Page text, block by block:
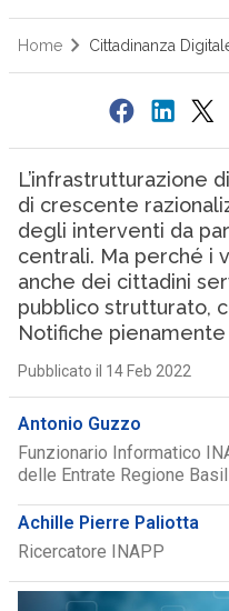
Home Cittadinanza
L’infrastrutturazione
di crescente
degli interventi da
centrali. Ma perché i
anche dei cittadini
pubblico strutturato,
Notifiche
Pubblicato il 14 Feb 2022
Antonio Guzzo
Funzionario Informatico
delle Entrate Regione
Achille Pierre Paliotta
Ricercatore INAPP